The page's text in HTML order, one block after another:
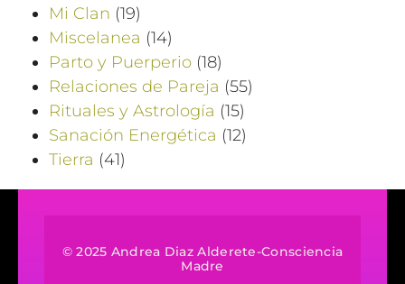
Mi Clan (19)
Miscelanea (14)
Parto y Puerperio (18)
Relaciones de Pareja (55)
Rituales y Astrología (15)
Sanación Energética (12)
Tierra (41)
© 2025 Andrea Diaz Alderete-Consciencia
Madre